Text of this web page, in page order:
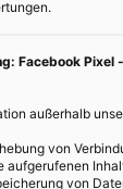
soll sich
anpasst
nachts
durch
in
wie
Facebook Pixel
außerhalb
von
aufgerufenen
von